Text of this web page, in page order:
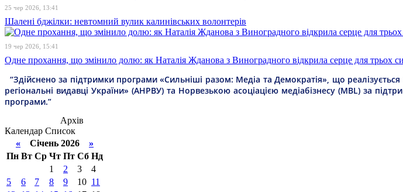
25 чер 2026, 13:41
Шалені бджілки: невтомний вулик калинівських волонтерів
19 чер 2026, 15:41
Одне прохання, що змінило долю: як Наталія Жданова з Виноградного відкрила серце для трьох
“Здійснено за підтримки програми «Сильніші разом: Медіа та Демократія», що
регіональні видавці України» (АНРВУ) та Норвезькою асоціацією медіабізнесу (MBL) за
програми.”
Архів
Календар Список
« Січень 2026 »
Пн Вт Ср Чт Пт Сб Нд
1
2 3
4
5
6 7 8 9 10 11